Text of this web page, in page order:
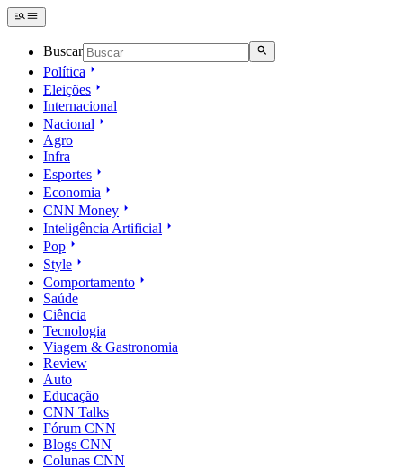
Buscar
Política
Eleições
Internacional
Nacional
Agro
Infra
Esportes
Economia
CNN Money
Inteligência Artificial
Pop
Style
Comportamento
Saúde
Ciência
Tecnologia
Viagem & Gastronomia
Review
Auto
Educação
CNN Talks
Fórum CNN
Blogs CNN
Colunas CNN